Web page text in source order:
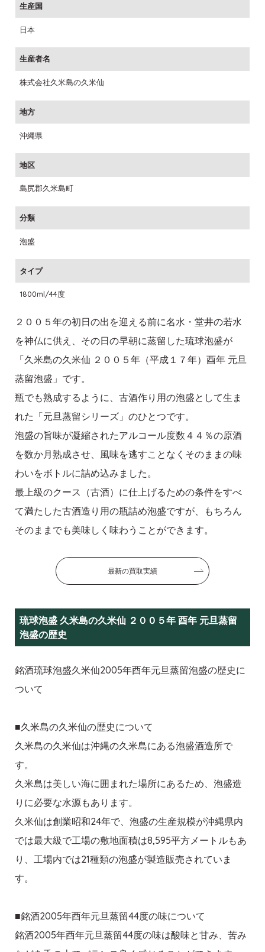
生産国
日本
生産者名
株式会社久米島の久米仙
地方
沖縄県
地区
島尻郡久米島町
分類
泡盛
タイプ
1800ml/44度
２００５年の初日の出を迎える前に名水・堂井の若水
を神仏に供え、その日の早朝に蒸留した琉球泡盛が
「久米島の久米仙 ２００５年（平成１７年）酉年 元旦
蒸留泡盛」です。
瓶でも熟成するように、古酒作り用の泡盛として生ま
れた「元旦蒸留シリーズ」のひとつです。
泡盛の旨味が凝縮されたアルコール度数４４％の原酒
を数か月熟成させ、風味を逃すことなくそのままの味
わいをボトルに詰め込みました。
最上級のクース（古酒）に仕上げるための条件をすべ
て満たした古酒造り用の瓶詰め泡盛ですが、もちろん
そのままでも美味しく味わうことができます。
最新の買取実績
琉球泡盛 久米島の久米仙 ２００５年 酉年 元旦蒸留
泡盛の歴史
銘酒琉球泡盛久米仙2005年酉年元旦蒸留泡盛の歴史に
ついて
■久米島の久米仙の歴史について
久米島の久米仙は沖縄の久米島にある泡盛酒造所で
す。
久米島は美しい海に囲まれた場所にあるため、泡盛造
りに必要な水源もあります。
久米仙は創業昭和24年で、泡盛の生産規模が沖縄県内
では最大級で工場の敷地面積は8,595平方メートルもあ
り、工場内では21種類の泡盛が製造販売されていま
す。
■銘酒2005年酉年元旦蒸留44度の味について
銘酒2005年酉年元旦蒸留44度の味は酸味と甘み、苦み